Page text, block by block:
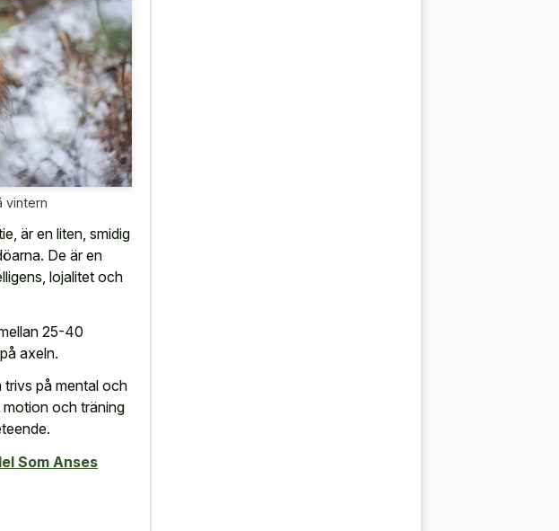
vintern
är en liten, smidig
De är en
lojalitet och
25-40
axeln.
trivs på mental och
och träning
Som Anses